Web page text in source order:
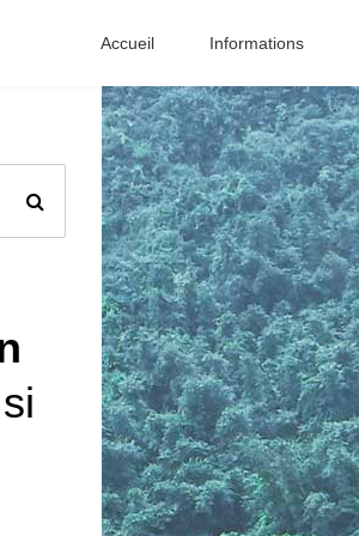
Accueil Informations